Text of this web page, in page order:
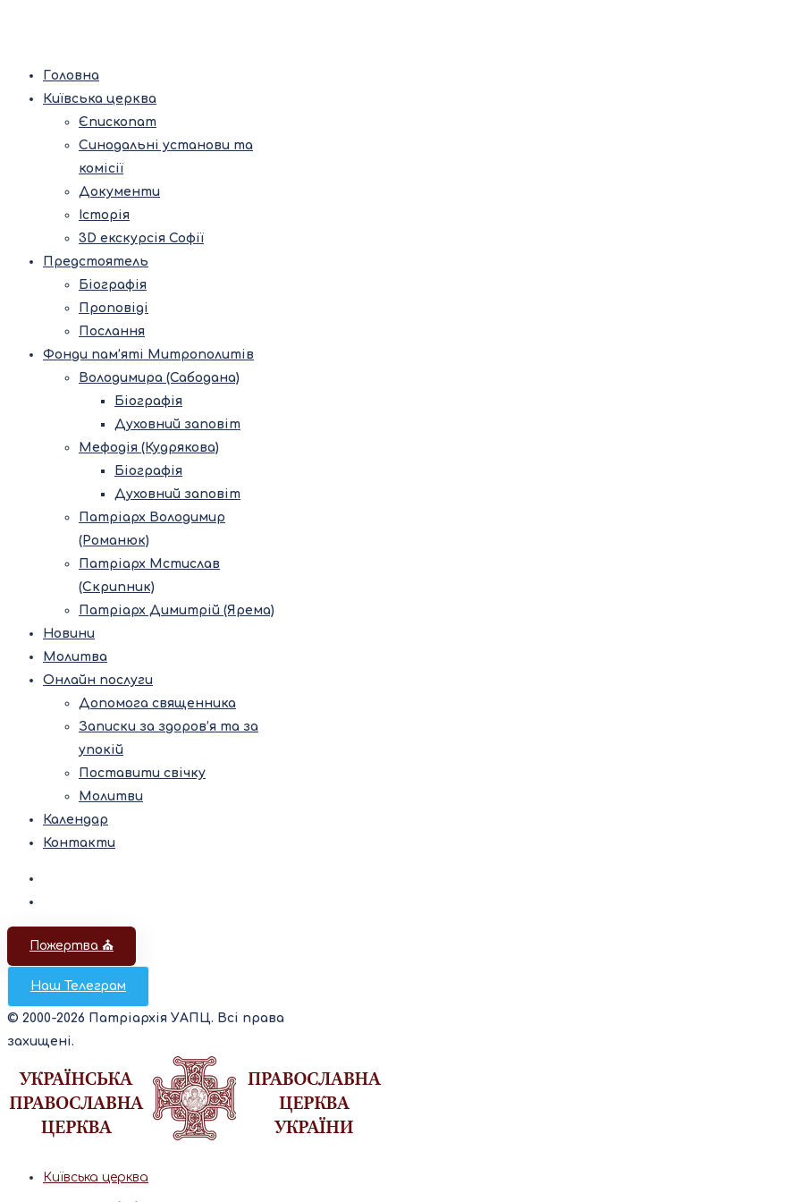
Головна
Київська церква
Єпископат
Синодальні установи та
комісії
Документи
Історія
3D екскурсія Софії
Предстоятель
Біографія
Проповіді
Послання
Фонди пам’яті Митрополитів
Володимира (Сабодана)
Біографія
Духовний заповіт
Мефодія (Кудрякова)
Біографія
Духовний заповіт
Патріарх Володимир
(Романюк)
Патріарх Мстислав
(Скрипник)
Патріарх Димитрій (Ярема)
Новини
Молитва
Онлайн послуги
Допомога священника
Записки за здоров’я та за
упокій
Поставити свічку
Молитви
Календар
Контакти
Пожертва ⛪️
Наш Телеграм
© 2000-2026 Патріархія УАПЦ. Всі права
захищені.
Київська церква